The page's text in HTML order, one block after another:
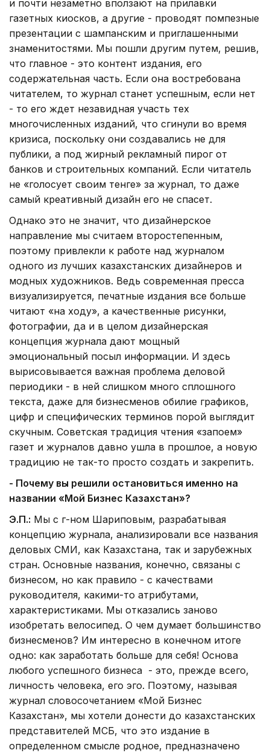
и почти незаметно вползают на прилавки
газетных киосков, а другие - проводят помпезные
презентации с шампанским и приглашенными
знаменитостями. Мы пошли другим путем, решив,
что главное - это контент издания, его
содержательная часть. Если она востребована
читателем, то журнал станет успешным, если нет
- то его ждет незавидная участь тех
многочисленных изданий, что сгинули во время
кризиса, поскольку они создавались не для
публики, а под жирный рекламный пирог от
банков и строительных компаний. Если читатель
не «голосует своим тенге» за журнал, то даже
самый креативный дизайн его не спасет.
Однако это не значит, что дизайнерское
направление мы считаем второстепенным,
поэтому привлекли к работе над журналом
одного из лучших казахстанских дизайнеров и
модных художников. Ведь современная пресса
визуализируется, печатные издания все больше
читают «на ходу», а качественные рисунки,
фотографии, да и в целом дизайнерская
концепция журнала дают мощный
эмоциональный посыл информации. И здесь
вырисовывается важная проблема деловой
периодики - в ней слишком много сплошного
текста, даже для бизнесменов обилие графиков,
цифр и специфических терминов порой выглядит
скучным. Советская традиция чтения «запоем»
газет и журналов давно ушла в прошлое, а новую
традицию не так-то просто создать и закрепить.
- Почему вы решили остановиться именно на
названии «Мой Бизнес Казахстан»?
Э.П.: Мы с г-ном Шариповым, разрабатывая
концепцию журнала, анализировали все названия
деловых СМИ, как Казахстана, так и зарубежных
стран. Основные названия, конечно, связаны с
бизнесом, но как правило - с качествами
руководителя, какими-то атрибутами,
характеристиками. Мы отказались заново
изобретать велосипед. О чем думает большинство
бизнесменов? Им интересно в конечном итоге
одно: как заработать больше для себя! Основа
любого успешного бизнеса - это, прежде всего,
личность человека, его эго. Поэтому, называя
журнал словосочетанием «Мой Бизнес
Казахстан», мы хотели донести до казахстанских
представителей МСБ, что это издание в
определенном смысле родное, предназначено